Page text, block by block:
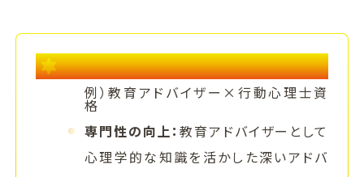
資格でブランディング力を高めるヒント
例）教育アドバイザー×行動心理士資
格
専門性の向上：教育アドバイザーとして
心理学的な知識を活かした深いアドバ